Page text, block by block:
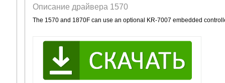
Описание драйвера 1570
The 1570 and 1870F can use an optional KR-7007 embedded